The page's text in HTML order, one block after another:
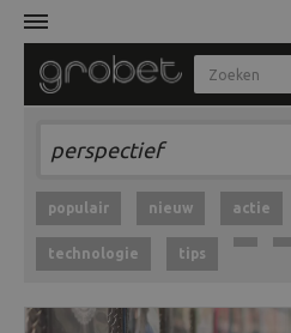
Fotocamera
Objectieven
Video
populair nieuw actie
technologie tips